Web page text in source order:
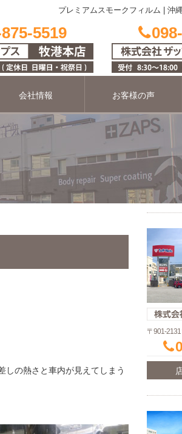
プレミアムスモークフィルム 沖
5519
会社情報 お客様の声
しの熱さと車内が見えてしまう
〒901-